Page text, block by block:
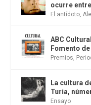
ocurre
El antídoto
ABC
Fomento
Premios
La cultura
Turia,
Ensayo